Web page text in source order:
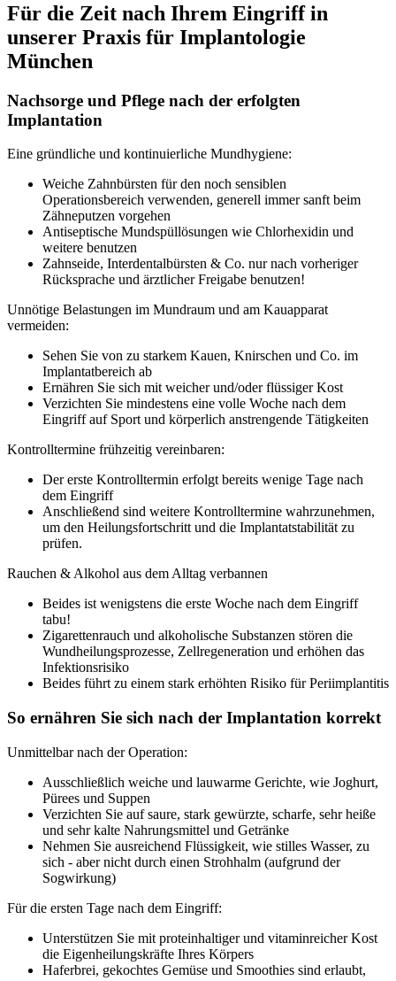
Für die Zeit nach Ihrem Eingriff in
unserer Praxis für Implantologie
München
Nachsorge und Pflege nach der erfolgten
Implantation
Eine gründliche und kontinuierliche Mundhygiene:
Weiche Zahnbürsten für den noch sensiblen
Operationsbereich verwenden, generell immer sanft beim
Zähneputzen vorgehen
Antiseptische Mundspüllösungen wie Chlorhexidin und
weitere benutzen
Zahnseide, Interdentalbürsten & Co. nur nach vorheriger
Rücksprache und ärztlicher Freigabe benutzen!
Unnötige Belastungen im Mundraum und am Kauapparat
vermeiden:
Sehen Sie von zu starkem Kauen, Knirschen und Co. im
Implantatbereich ab
Ernähren Sie sich mit weicher und/oder flüssiger Kost
Verzichten Sie mindestens eine volle Woche nach dem
Eingriff auf Sport und körperlich anstrengende Tätigkeiten
Kontrolltermine frühzeitig vereinbaren:
Der erste Kontrolltermin erfolgt bereits wenige Tage nach
dem Eingriff
Anschließend sind weitere Kontrolltermine wahrzunehmen,
um den Heilungsfortschritt und die Implantatstabilität zu
prüfen.
Rauchen & Alkohol aus dem Alltag verbannen
Beides ist wenigstens die erste Woche nach dem Eingriff
tabu!
Zigarettenrauch und alkoholische Substanzen stören die
Wundheilungsprozesse, Zellregeneration und erhöhen das
Infektionsrisiko
Beides führt zu einem stark erhöhten Risiko für Periimplantitis
So ernähren Sie sich nach der Implantation korrekt
Unmittelbar nach der Operation:
Ausschließlich weiche und lauwarme Gerichte, wie Joghurt,
Pürees und Suppen
Verzichten Sie auf saure, stark gewürzte, scharfe, sehr heiße
und sehr kalte Nahrungsmittel und Getränke
Nehmen Sie ausreichend Flüssigkeit, wie stilles Wasser, zu
sich - aber nicht durch einen Strohhalm (aufgrund der
Sogwirkung)
Für die ersten Tage nach dem Eingriff:
Unterstützen Sie mit proteinhaltiger und vitaminreicher Kost
die Eigenheilungskräfte Ihres Körpers
Haferbrei, gekochtes Gemüse und Smoothies sind erlaubt,